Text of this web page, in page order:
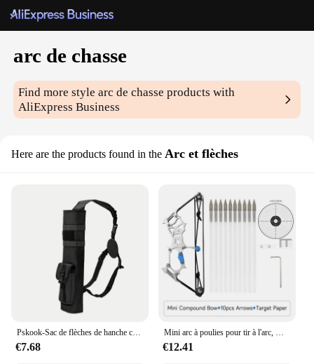
arc de chasse
Find more stylearc de chasse products with
AliExpress Business
Here are the products found in the Arc et flèches
Pskook-Sac de flèches de hanche compact pliable pour les touristes, flèche arrière légère, poche suspendue pour la chasse, système Molle
€7.68
Mini arc à poulies pour tir à l'arc, main gauche et droite, tir général en plein air, trousse de pratique pour débutant, Interaction Parent-enfant
€12.41